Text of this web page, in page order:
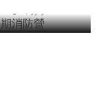
4 分享